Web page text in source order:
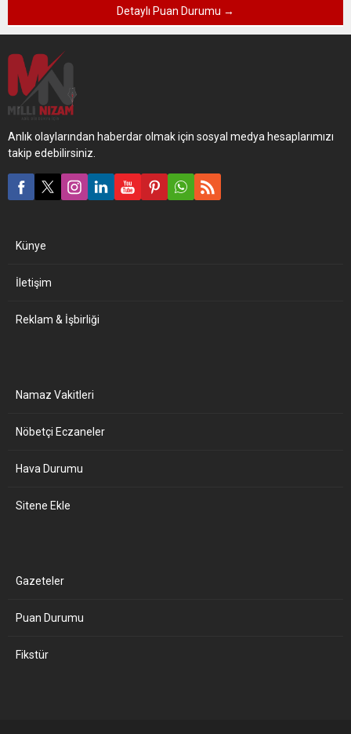
Detaylı Puan Durumu →
Anlık olaylarından haberdar olmak için sosyal medya hesaplarımızı
takip edebilirsiniz.
Künye
İletişim
Reklam & İşbirliği
Namaz Vakitleri
Nöbetçi Eczaneler
Hava Durumu
Sitene Ekle
Gazeteler
Puan Durumu
Fikstür